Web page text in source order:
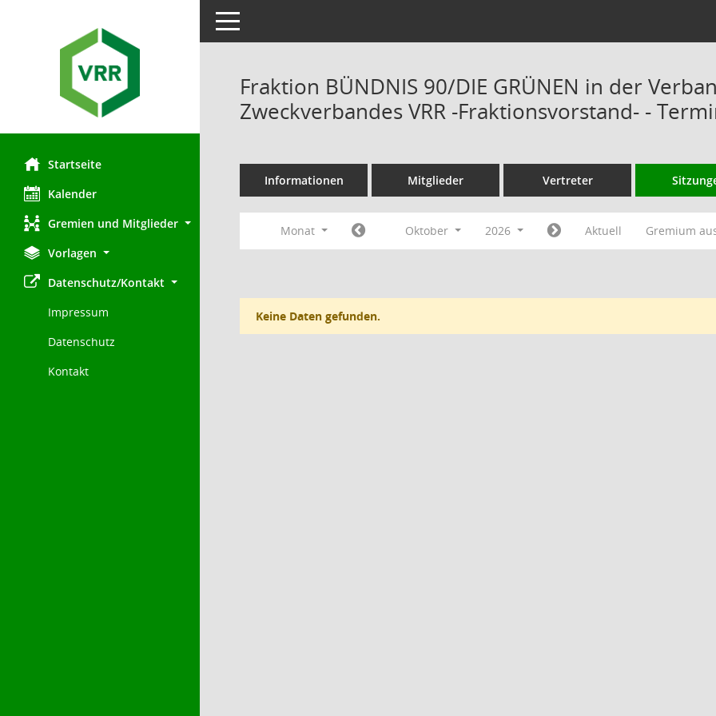
Startseite
Kalender
Gremien und Mitglieder
Vorlagen
Datenschutz/Kontakt
Impressum
Datenschutz
Kontakt
Toggle navigation
Fraktion BÜNDNIS 90/DIE GRÜNEN in der
Zweckverbandes VRR -Fraktionsvorstand- -
Informationen Mitglieder Vertreter
Monat Oktober 2026 Aktuell Gremium
Keine Daten gefunden.